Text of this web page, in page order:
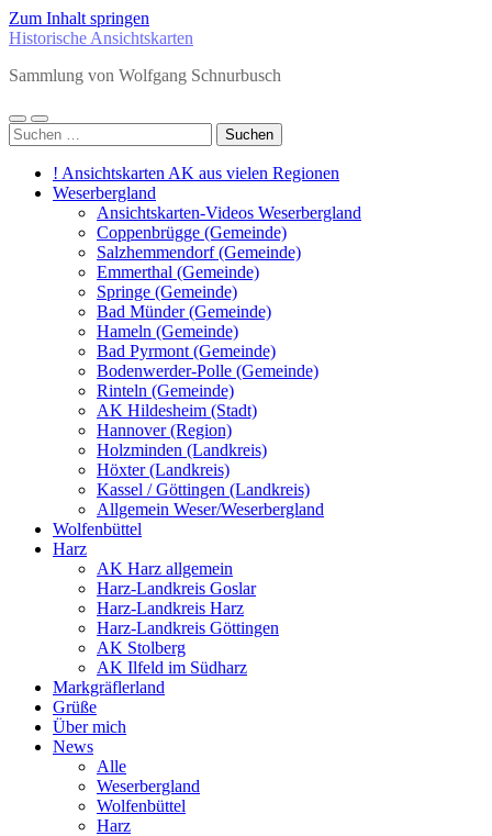
Zum Inhalt springen
Historische Ansichtskarten
Sammlung von Wolfgang Schnurbusch
Mobile-
Menü
Suchfeld
ein-/ausblenden
Suchen
nach:
! Ansichtskarten AK aus vielen Regionen
Weserbergland
Ansichtskarten-Videos Weserbergland
Coppenbrügge (Gemeinde)
Salzhemmendorf (Gemeinde)
Emmerthal (Gemeinde)
Springe (Gemeinde)
Bad Münder (Gemeinde)
Hameln (Gemeinde)
Bad Pyrmont (Gemeinde)
Bodenwerder-Polle (Gemeinde)
Rinteln (Gemeinde)
AK Hildesheim (Stadt)
Hannover (Region)
Holzminden (Landkreis)
Höxter (Landkreis)
Kassel / Göttingen (Landkreis)
Allgemein Weser/Weserbergland
Wolfenbüttel
Harz
AK Harz allgemein
Harz-Landkreis Goslar
Harz-Landkreis Harz
Harz-Landkreis Göttingen
AK Stolberg
AK Ilfeld im Südharz
Markgräflerland
Grüße
Über mich
News
Alle
Weserbergland
Wolfenbüttel
Harz